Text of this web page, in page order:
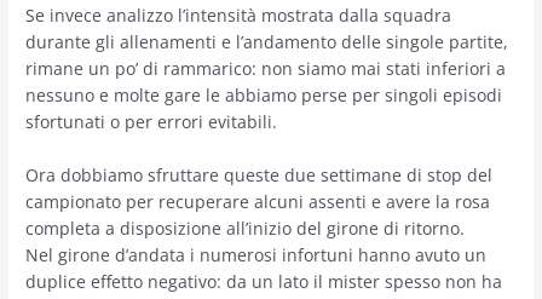
Se invece analizzo l’intensità mostrata dalla squadra
durante gli allenamenti e l’andamento delle singole partite,
rimane un po’ di rammarico: non siamo mai stati inferiori a
nessuno e molte gare le abbiamo perse per singoli episodi
sfortunati o per errori evitabili.
Ora dobbiamo sfruttare queste due settimane di stop del
campionato per recuperare alcuni assenti e avere la rosa
completa a disposizione all’inizio del girone di ritorno.
Nel girone d’andata i numerosi infortuni hanno avuto un
duplice effetto negativo: da un lato il mister spesso non ha